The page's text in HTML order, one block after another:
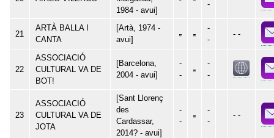
1984 - avui]
-
21
ARTÀ BALLA I
CANTA
[Artà, 1974 -
avui]
-
-
- -
22
ASSOCIACIÓ
CULTURAL VA DE
BOT!
[Barcelona,
2004 - avui]
-
-
-
-
23
ASSOCIACIÓ
CULTURAL VA DE
JOTA
[Sant Llorenç
des
Cardassar,
2014? - avui]
-
-
-
-
- -